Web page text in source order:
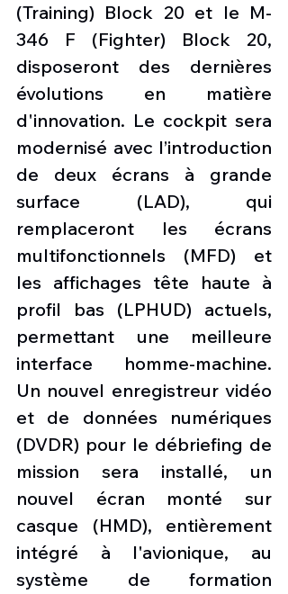
(Training) Block 20 et le M-
346 F (Fighter) Block 20,
disposeront des dernières
évolutions en matière
d'innovation. Le cockpit sera
modernisé avec l’introduction
de deux écrans à grande
surface (LAD), qui
remplaceront les écrans
multifonctionnels (MFD) et
les affichages tête haute à
profil bas (LPHUD) actuels,
permettant une meilleure
interface homme-machine.
Un nouvel enregistreur vidéo
et de données numériques
(DVDR) pour le débriefing de
mission sera installé, un
nouvel écran monté sur
casque (HMD), entièrement
intégré à l'avionique, au
système de formation